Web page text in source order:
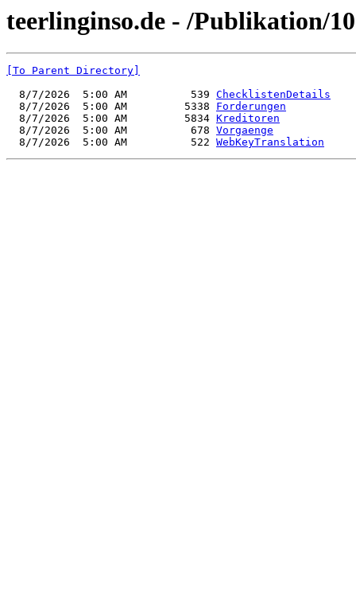
teerlinginso.de - /Publikation/
[To Parent Directory]
  8/7/2026  5:00 AM          539
ChecklistenDetails
  8/7/2026  5:00 AM         5338
Forderungen
  8/7/2026  5:00 AM         5834
Kreditoren
  8/7/2026  5:00 AM          678
Vorgaenge
  8/7/2026  5:00 AM          522
WebKeyTranslation